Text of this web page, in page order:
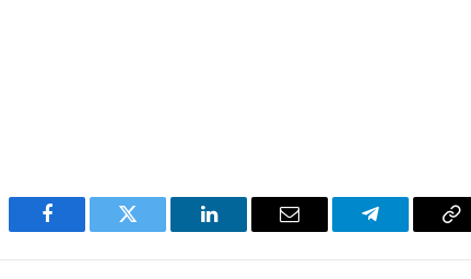
Facebook Twitter LinkedIn 电
Telegram 复